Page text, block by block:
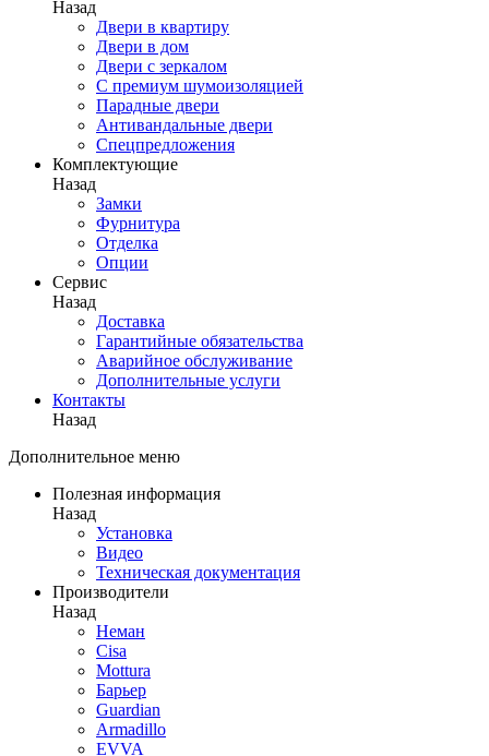
Назад
Двери в квартиру
Двери в дом
Двери с зеркалом
С премиум шумоизоляцией
Парадные двери
Антивандальные двери
Спецпредложения
Комплектующие
Назад
Замки
Фурнитура
Отделка
Опции
Сервис
Назад
Доставка
Гарантийные обязательства
Аварийное обслуживание
Дополнительные услуги
Контакты
Назад
Дополнительное меню
Полезная информация
Назад
Установка
Видео
Техническая документация
Производители
Назад
Неман
Cisa
Mottura
Барьер
Guardian
Armadillo
EVVA